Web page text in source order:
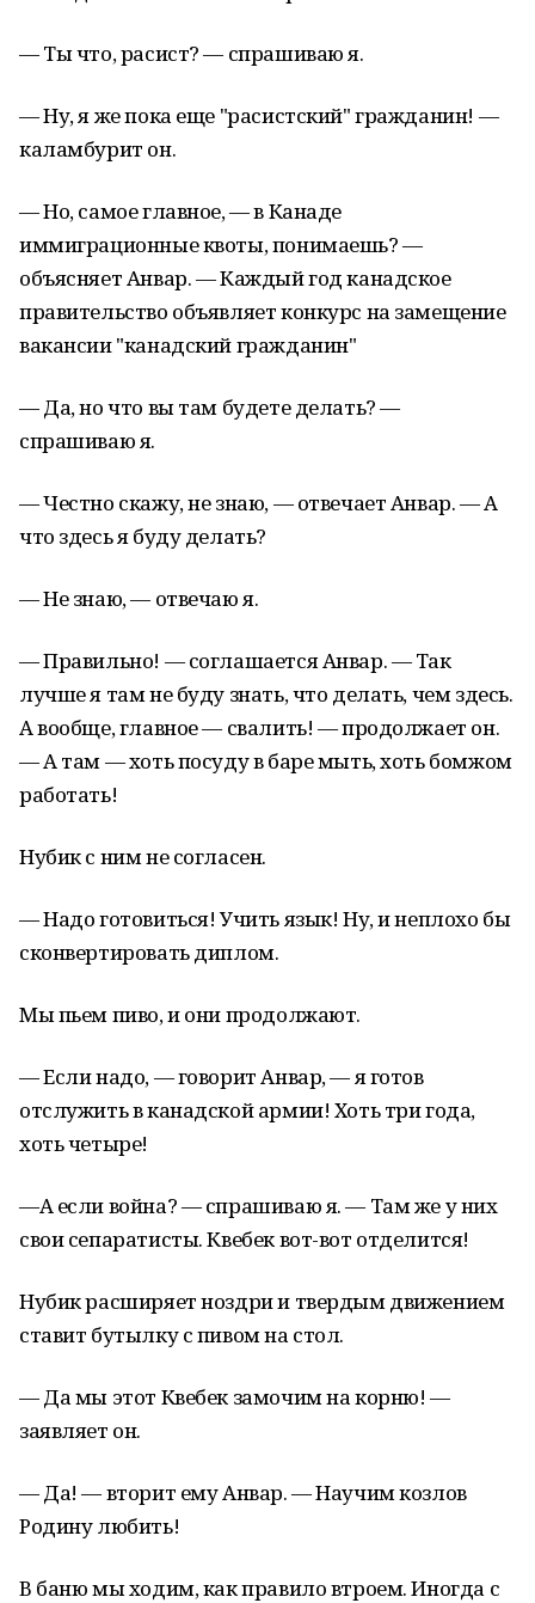
— Ты что, расист? — спрашиваю я.
— Ну, я же пока еще "расистский" гражданин! —
каламбурит он.
— Но, самое главное, — в Канаде
иммиграционные квоты, понимаешь? —
объясняет Анвар. — Каждый год канадское
правительство объявляет конкурс на замещение
вакансии "канадский гражданин"
— Да, но что вы там будете делать? —
спрашиваю я.
— Честно скажу, не знаю, — отвечает Анвар. — А
что здесь я буду делать?
— Не знаю, — отвечаю я.
— Правильно! — соглашается Анвар. — Так
лучше я там не буду знать, что делать, чем здесь.
А вообще, главное — свалить! — продолжает он.
— А там — хоть посуду в баре мыть, хоть бомжом
работать!
Нубик с ним не согласен.
— Надо готовиться! Учить язык! Ну, и неплохо бы
сконвертировать диплом.
Мы пьем пиво, и они продолжают.
— Если надо, — говорит Анвар, — я готов
отслужить в канадской армии! Хоть три года,
хоть четыре!
—А если война? — спрашиваю я. — Там же у них
свои сепаратисты. Квебек вот-вот отделится!
Нубик расширяет ноздри и твердым движением
ставит бутылку с пивом на стол.
— Да мы этот Квебек замочим на корню! —
заявляет он.
— Да! — вторит ему Анвар. — Научим козлов
Родину любить!
В баню мы ходим, как правило втроем. Иногда с